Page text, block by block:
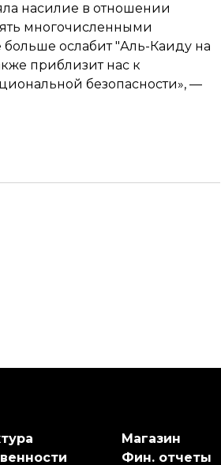
насилие в отношении
многочисленными
ослабит "Аль-Каиду на
приблизит нас к
безопасности», —
Магазин
Фин. отчеты